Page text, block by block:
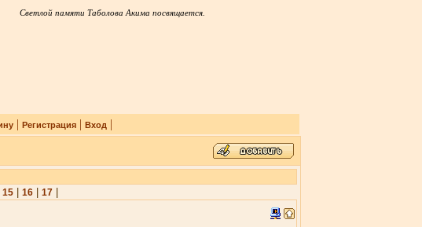
Светлой памяти Таболова Акима посвящается.
| Регистрация| Вход |
15| 16| 17|